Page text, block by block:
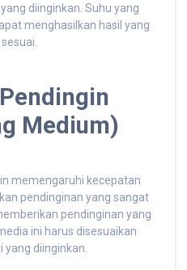
diinginkan. Suhu yang
menghasilkan hasil yang
Medium)
memengaruhi kecepatan
pendinginan yang sangat
pendinginan yang
ini harus disesuaikan
yang diinginkan.